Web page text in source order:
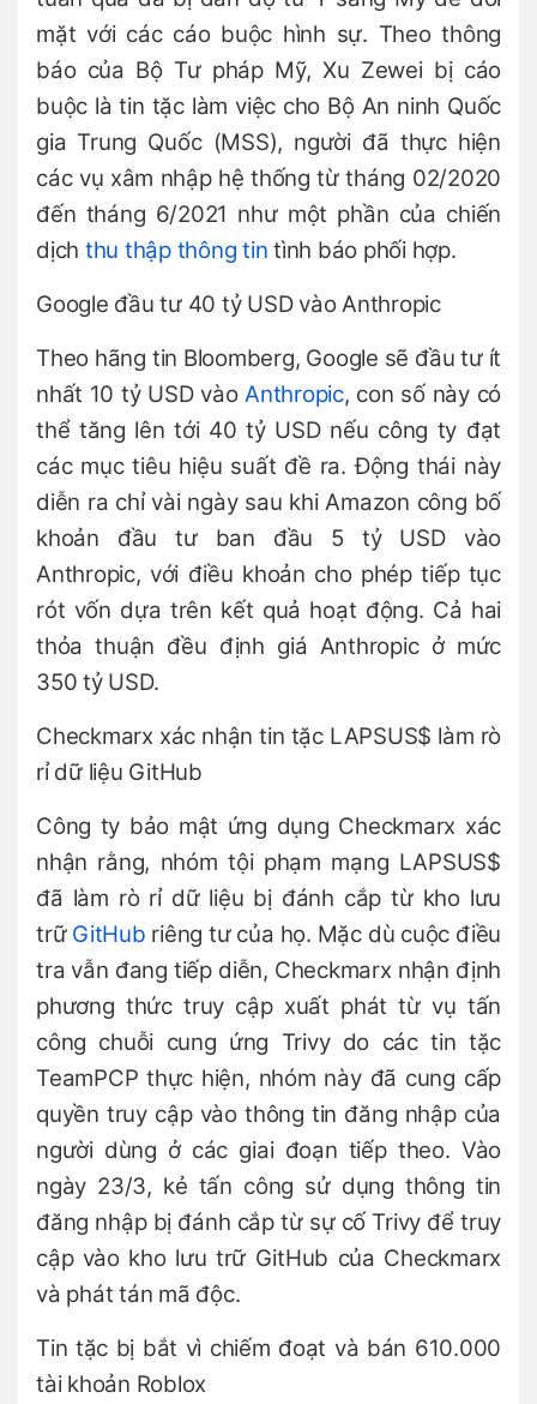
mặt với các cáo buộc hình sự. Theo thông
báo của Bộ Tư pháp Mỹ, Xu Zewei bị cáo
buộc là tin tặc làm việc cho Bộ An ninh Quốc
gia Trung Quốc (MSS), người đã thực hiện
các vụ xâm nhập hệ thống từ tháng 02/2020
đến tháng 6/2021 như một phần của chiến
dịch thu thập thông tin tình báo phối hợp.
Google đầu tư 40 tỷ USD vào Anthropic
Theo hãng tin Bloomberg, Google sẽ đầu tư ít
nhất 10 tỷ USD vàoAnthropic, con số này có
thể tăng lên tới 40 tỷ USD nếu công ty đạt
các mục tiêu hiệu suất đề ra. Động thái này
diễn ra chỉ vài ngày sau khi Amazon công bố
khoản đầu tư ban đầu 5 tỷ USD vào
Anthropic, với điều khoản cho phép tiếp tục
rót vốn dựa trên kết quả hoạt động. Cả hai
thỏa thuận đều định giá Anthropic ở mức
350 tỷ USD.
Checkmarx xác nhận tin tặc LAPSUS$ làm rò
rỉ dữ liệu GitHub
Công ty bảo mật ứng dụng Checkmarx xác
nhận rằng, nhóm tội phạm mạng LAPSUS$
đã làm rò rỉ dữ liệu bị đánh cắp từ kho lưu
trữ GitHub riêng tư của họ. Mặc dù cuộc điều
tra vẫn đang tiếp diễn, Checkmarx nhận định
phương thức truy cập xuất phát từ vụ tấn
công chuỗi cung ứng Trivy do các tin tặc
TeamPCP thực hiện, nhóm này đã cung cấp
quyền truy cập vào thông tin đăng nhập của
người dùng ở các giai đoạn tiếp theo. Vào
ngày 23/3, kẻ tấn công sử dụng thông tin
đăng nhập bị đánh cắp từ sự cố Trivy để truy
cập vào kho lưu trữ GitHub của Checkmarx
và phát tán mã độc.
Tin tặc bị bắt vì chiếm đoạt và bán 610.000
tài khoản Roblox